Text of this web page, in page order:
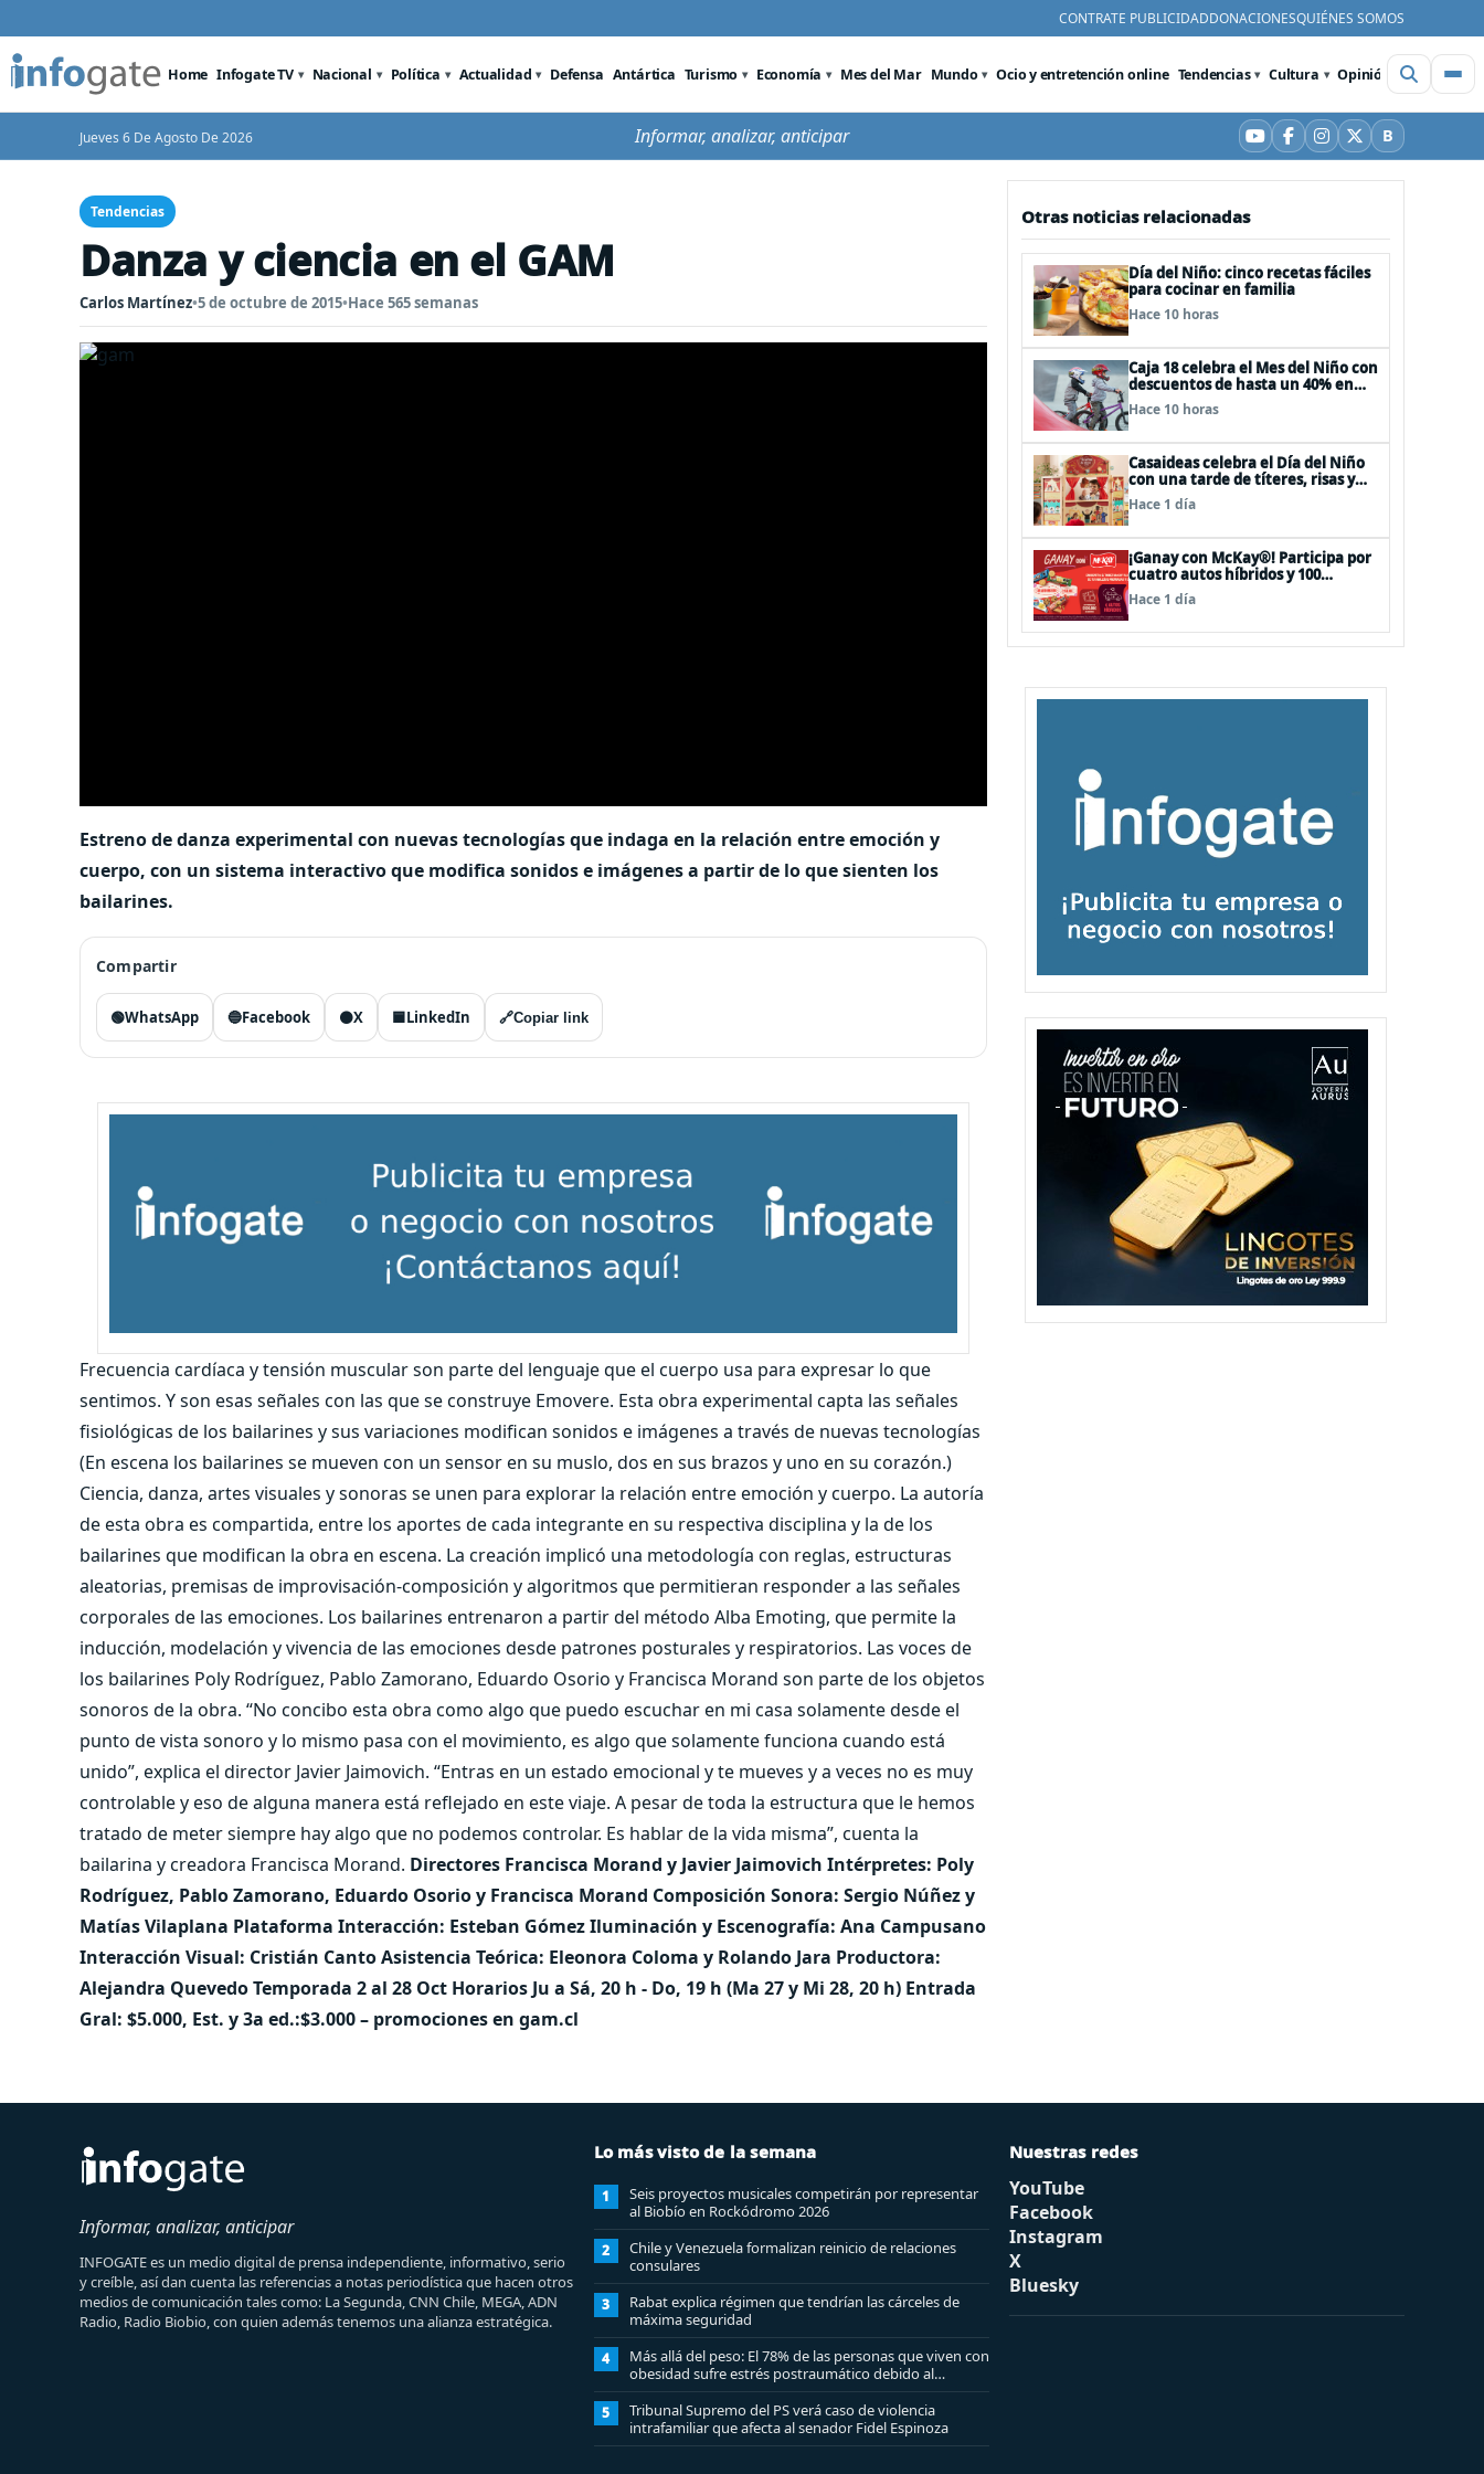
CONTRATE PUBLICIDADDONACIONESQUIÉNES SOMOS
Home Infogate TV Nacional Política Actualidad Defensa Antártica Turismo Economía Mes del Mar Mundo Ocio y entretención online Tendencias Cultura Opinión Videos
Jueves 6 De Agosto De 2026 Informar, analizar, anticipar YouTube
Facebook
Instagram
X BBluesky
Tendencias
Danza y ciencia en el GAM
Carlos Martínez•5 de octubre de 2015•Hace 565 semanas
Estreno de danza experimental con nuevas tecnologías que indaga en la relación entre emoción y
cuerpo, con un sistema interactivo que modifica sonidos e imágenes a partir de lo que sienten los
bailarines.
Compartir
🟢WhatsApp 🔵Facebook ⚫X 🟦LinkedIn 🔗Copiar link
Frecuencia cardíaca y tensión muscular son parte del lenguaje que el cuerpo usa para expresar lo que
sentimos. Y son esas señales con las que se construye Emovere. Esta obra experimental capta las señales
fisiológicas de los bailarines y sus variaciones modifican sonidos e imágenes a través de nuevas tecnologías
(En escena los bailarines se mueven con un sensor en su muslo, dos en sus brazos y uno en su corazón.)
Ciencia, danza, artes visuales y sonoras se unen para explorar la relación entre emoción y cuerpo. La autoría
de esta obra es compartida, entre los aportes de cada integrante en su respectiva disciplina y la de los
bailarines que modifican la obra en escena. La creación implicó una metodología con reglas, estructuras
aleatorias, premisas de improvisación-composición y algoritmos que permitieran responder a las señales
corporales de las emociones. Los bailarines entrenaron a partir del método Alba Emoting, que permite la
inducción, modelación y vivencia de las emociones desde patrones posturales y respiratorios. Las voces de
los bailarines Poly Rodríguez, Pablo Zamorano, Eduardo Osorio y Francisca Morand son parte de los objetos
sonoros de la obra. “No concibo esta obra como algo que puedo escuchar en mi casa solamente desde el
punto de vista sonoro y lo mismo pasa con el movimiento, es algo que solamente funciona cuando está
unido”, explica el director Javier Jaimovich. “Entras en un estado emocional y te mueves y a veces no es muy
controlable y eso de alguna manera está reflejado en este viaje. A pesar de toda la estructura que le hemos
tratado de meter siempre hay algo que no podemos controlar. Es hablar de la vida misma”, cuenta la
bailarina y creadora Francisca Morand. Directores Francisca Morand y Javier Jaimovich Intérpretes: Poly
Rodríguez, Pablo Zamorano, Eduardo Osorio y Francisca Morand Composición Sonora: Sergio Núñez y
Matías Vilaplana Plataforma Interacción: Esteban Gómez Iluminación y Escenografía: Ana Campusano
Interacción Visual: Cristián Canto Asistencia Teórica: Eleonora Coloma y Rolando Jara Productora:
Alejandra Quevedo Temporada 2 al 28 Oct Horarios Ju a Sá, 20 h - Do, 19 h (Ma 27 y Mi 28, 20 h) Entrada
Gral: $5.000, Est. y 3a ed.:$3.000 – promociones en gam.cl
Otras noticias relacionadas
Día del Niño: cinco recetas fáciles
para cocinar en familia
Hace 10 horas
Caja 18 celebra el Mes del Niño con
descuentos de hasta un 40% en
panoramas, cine, shows y
streaming
Hace 10 horas
Casaideas celebra el Día del Niño
con una tarde de títeres, risas y
sorpresas en el Mall Plaza Vespucio
Hace 1 día
¡Ganay con McKay®! Participa por
cuatro autos híbridos y 100
premios de $500.000
Hace 1 día
Informar, analizar, anticipar
INFOGATE es un medio digital de prensa independiente, informativo, serio
y creíble, así dan cuenta las referencias a notas periodística que hacen otros
medios de comunicación tales como: La Segunda, CNN Chile, MEGA, ADN
Radio, Radio Biobio, con quien además tenemos una alianza estratégica.
Lo más visto de la semana
1
Seis proyectos musicales competirán por representar
al Biobío en Rockódromo 2026
2
Chile y Venezuela formalizan reinicio de relaciones
consulares
3
Rabat explica régimen que tendrían las cárceles de
máxima seguridad
4
Más allá del peso: El 78% de las personas que viven con
obesidad sufre estrés postraumático debido al
estigma
5
Tribunal Supremo del PS verá caso de violencia
intrafamiliar que afecta al senador Fidel Espinoza
Nuestras redes
YouTube
Facebook
Instagram
X
Bluesky